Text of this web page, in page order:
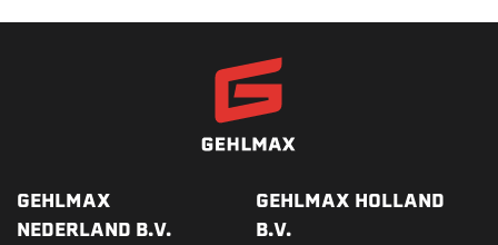
GEHLMAX
NEDERLAND B.V.
GEHLMAX HOLLAND
B.V.